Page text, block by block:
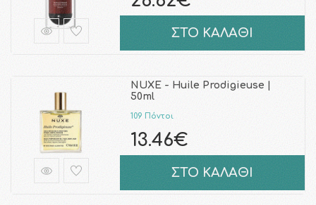
ΣΤΟ ΚΑΛΑΘΙ
NUXE - Huile Prodigieuse |
50ml
109 Πόντοι
13.46€
ΣΤΟ ΚΑΛΑΘΙ